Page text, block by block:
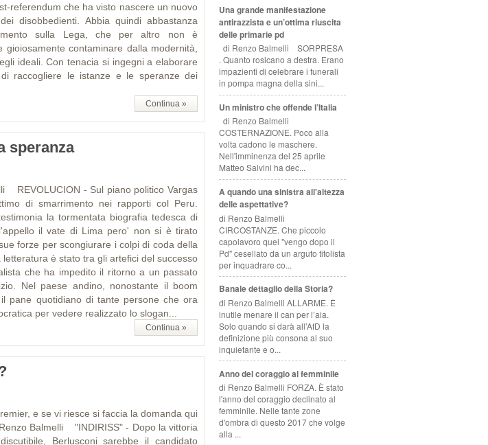
referendum che ha visto nascere un nuovo
disobbedienti. Abbia quindi abbastanza
sulla Lega, che per altro non è
contaminare dalla modernità,
ideali. Con tenacia si ingegni a elaborare
raccogliere le istanze e le speranze dei
Continua »
speranza
REVOLUCION - Sul piano politico Vargas
di smarrimento nei rapporti col Peru.
la tormentata biografia tedesca di
il vate di Lima pero' non si è tirato
forze per scongiurare i colpi di coda della
è stato tra gli artefici del successo
che ha impedito il ritorno a un passato
Nel paese andino, nonostante il boom
pane quotidiano di tante persone che ora
per vedere realizzato lo slogan...
Continua »
e se vi riesce si faccia la domanda qui
Balmelli "INDIRISS" - Dopo la vittoria
Berlusconi sarebbe il candidato
Una grande manifestazione
antirazzista e un’ottima riuscita
delle primarie pd
di Renzo Balmelli SORPRESA
. Quanto rosicano a destra. Erano
impazienti di celebrare i funerali
in pompa magna della sini...
Un ministro che offende l’Italia
di Renzo Balmelli
COSTERNAZIONE. Poco alla
volta cadono le maschere.
Nell'imminenza del 25 aprile
Matteo Salvini ha dec...
A quando una sinistra all'altezza
delle aspettative?
di Renzo Balmelli
CIRCOSTANZE. Che piccolo
capolavoro quel "vengo dopo il
Pd" cesellato da un arguto titolista
per inquadrare co...
Banale dettaglio della Storia?
di Renzo Balmelli ALLARME. È
inutile menare il can per l’aia.
Solo quando si darà all’AfD la
definizione più consona al suo
inquietante e o...
Anno del coraggio al femminile
di Renzo Balmelli FORZA. È stato
l'anno del coraggio declinato al
femminile. Nelle tante zone
d'ombra di questo 2017 che volge
alla ...